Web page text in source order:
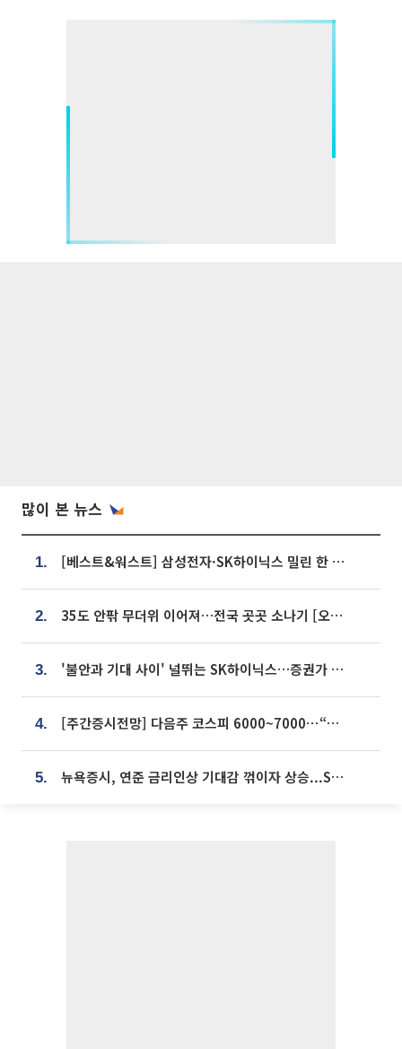
많이 본 뉴스
1. [베스트&워스트] 삼성전자·SK하이닉스 밀린 한 주…상상인증권은 85% 급등
2. 35도 안팎 무더위 이어져…전국 곳곳 소나기 [오늘 날씨]
3. '불안과 기대 사이' 널뛰는 SK하이닉스…증권가 "HBM4·LTA 기반 펀터멘털 견고"
4. [주간증시전망] 다음주 코스피 6000~7000⋯“外人 수급은 정책이 변수”
5. 뉴욕증시, 연준 금리인상 기대감 꺾이자 상승...S&P500 사상 최고치 [종합]